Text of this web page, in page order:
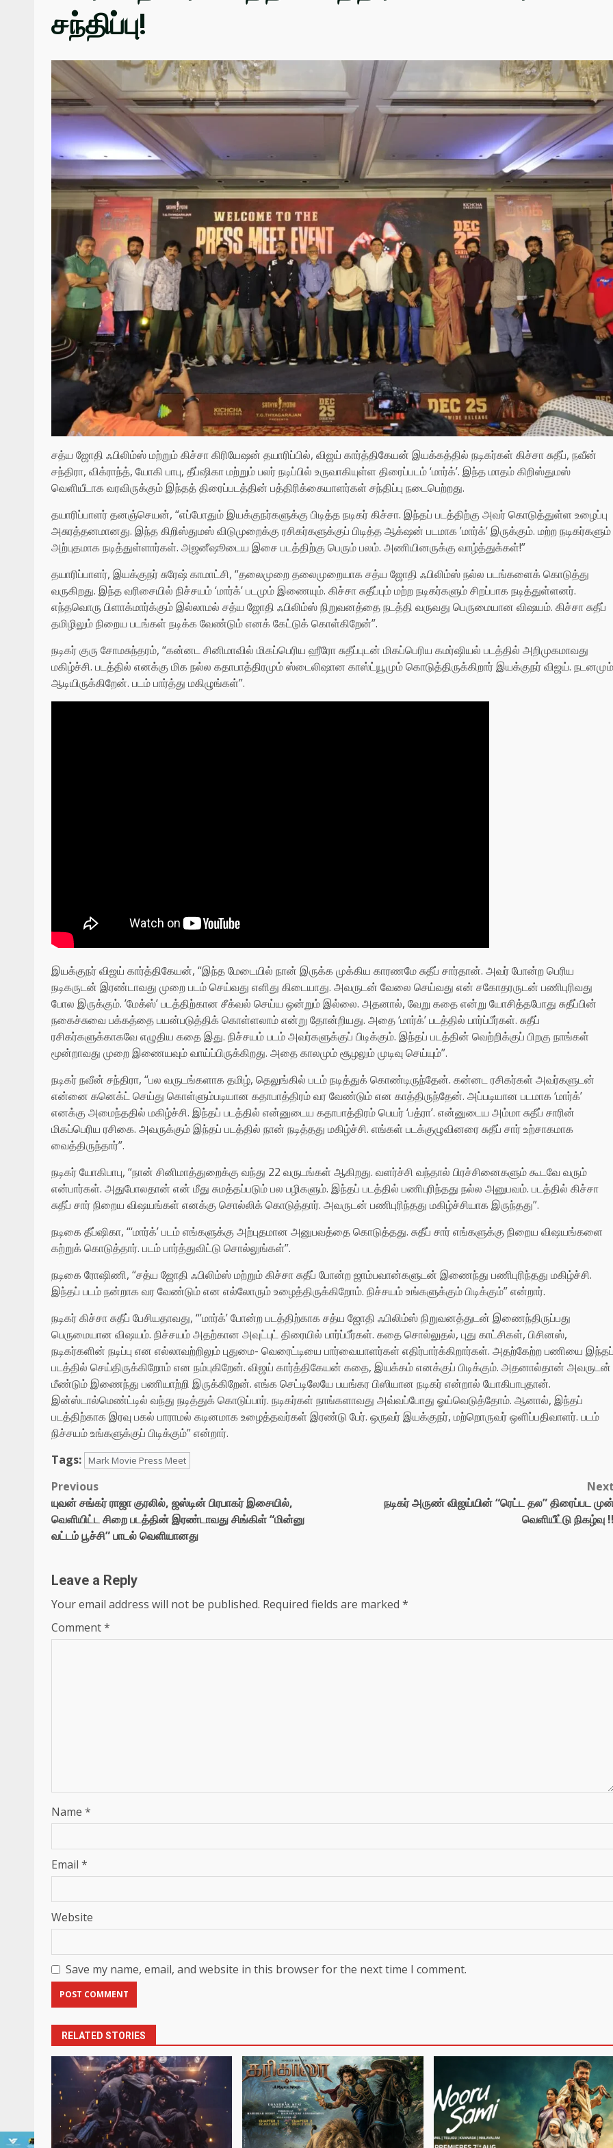
சந்திப்பு!
சத்ய ஜோதி ஃபிலிம்ஸ் மற்றும் கிச்சா கிரியேஷன் தயாரிப்பில், விஜய் கார்த்திகேயன் இயக்கத்தில் நடிகர்கள் கிச்சா சுதீப், நவீன்
சந்திரா, விக்ராந்த், யோகி பாபு, தீப்ஷிகா மற்றும் பலர் நடிப்பில் உருவாகியுள்ள திரைப்படம் ‘மார்க்’. இந்த மாதம் கிறிஸ்துமஸ்
வெளியீடாக வரவிருக்கும் இந்தத் திரைப்படத்தின் பத்திரிக்கையாளர்கள் சந்திப்பு நடைபெற்றது.
தயாரிப்பாளர் தனஞ்செயன், “எப்போதும் இயக்குநர்களுக்கு பிடித்த நடிகர் கிச்சா. இந்தப் படத்திற்கு அவர் கொடுத்துள்ள உழைப்பு
அசுரத்தனமானது. இந்த கிறிஸ்துமஸ் விடுமுறைக்கு ரசிகர்களுக்குப் பிடித்த ஆக்‌ஷன் படமாக ’மார்க்’ இருக்கும். மற்ற நடிகர்களும்
அற்புதமாக நடித்துள்ளார்கள். அஜனீஷூடைய இசை படத்திற்கு பெரும் பலம். அணியினருக்கு வாழ்த்துக்கள்!”
தயாரிப்பாளர், இயக்குநர் சுரேஷ் காமாட்சி, “தலைமுறை தலைமுறையாக சத்ய ஜோதி ஃபிலிம்ஸ் நல்ல படங்களைக் கொடுத்து
வருகிறது. இந்த வரிசையில் நிச்சயம் ‘மார்க்’ படமும் இணையும். கிச்சா சுதீப்பும் மற்ற நடிகர்களும் சிறப்பாக நடித்துள்ளனர்.
எந்தவொரு பிளாக்மார்க்கும் இல்லாமல் சத்ய ஜோதி ஃபிலிம்ஸ் நிறுவனத்தை நடத்தி வருவது பெருமையான விஷயம். கிச்சா சுதீப்
தமிழிலும் நிறைய படங்கள் நடிக்க வேண்டும் எனக் கேட்டுக் கொள்கிறேன்”.
நடிகர் குரு சோமசுந்தரம், “கன்னட சினிமாவில் மிகப்பெரிய ஹீரோ சுதீப்புடன் மிகப்பெரிய கமர்ஷியல் படத்தில் அறிமுகமாவது
மகிழ்ச்சி. படத்தில் எனக்கு மிக நல்ல கதாபாத்திரமும் ஸ்டைலிஷான காஸ்ட்யூமும் கொடுத்திருக்கிறார் இயக்குநர் விஜய். நடனமும்
ஆடியிருக்கிறேன். படம் பார்த்து மகிழுங்கள்”.
இயக்குநர் விஜய் கார்த்திகேயன், “இந்த மேடையில் நான் இருக்க முக்கிய காரணமே சுதீப் சார்தான். அவர் போன்ற பெரிய
நடிகருடன் இரண்டாவது முறை படம் செய்வது எளிது கிடையாது. அவருடன் வேலை செய்வது என் சகோதரருடன் பணிபுரிவது
போல இருக்கும். ’மேக்ஸ்’ படத்திற்கான சீக்வல் செய்ய ஒன்றும் இல்லை. அதனால், வேறு கதை என்று யோசித்தபோது சுதீப்பின்
நகைச்சுவை பக்கத்தை பயன்படுத்திக் கொள்ளலாம் என்று தோன்றியது. அதை ‘மார்க்’ படத்தில் பார்ப்பீர்கள். சுதீப்
ரசிகர்களுக்காகவே எழுதிய கதை இது. நிச்சயம் படம் அவர்களுக்குப் பிடிக்கும். இந்தப் படத்தின் வெற்றிக்குப் பிறகு நாங்கள்
மூன்றாவது முறை இணையவும் வாய்ப்பிருக்கிறது. அதை காலமும் சூழலும் முடிவு செய்யும்”.
நடிகர் நவீன் சந்திரா, “பல வருடங்களாக தமிழ், தெலுங்கில் படம் நடித்துக் கொண்டிருந்தேன். கன்னட ரசிகர்கள் அவர்களுடன்
என்னை கனெக்ட் செய்து கொள்ளும்படியான கதாபாத்திரம் வர வேண்டும் என காத்திருந்தேன். அப்படியான படமாக ‘மார்க்’
எனக்கு அமைந்ததில் மகிழ்ச்சி. இந்தப் படத்தில் என்னுடைய கதாபாத்திரம் பெயர் ‘பத்ரா’. என்னுடைய அம்மா சுதீப் சாரின்
மிகப்பெரிய ரசிகை. அவருக்கும் இந்தப் படத்தில் நான் நடித்தது மகிழ்ச்சி. எங்கள் படக்குழுவினரை சுதீப் சார் உற்சாகமாக
வைத்திருந்தார்”.
நடிகர் யோகிபாபு, “நான் சினிமாத்துறைக்கு வந்து 22 வருடங்கள் ஆகிறது. வளர்ச்சி வந்தால் பிரச்சினைகளும் கூடவே வரும்
என்பார்கள். அதுபோலதான் என் மீது சுமத்தப்படும் பல பழிகளும். இந்தப் படத்தில் பணிபுரிந்தது நல்ல அனுபவம். படத்தில் கிச்சா
சுதீப் சார் நிறைய விஷயங்கள் எனக்கு சொல்லிக் கொடுத்தார். அவருடன் பணிபுரிந்தது மகிழ்ச்சியாக இருந்தது”.
நடிகை தீப்ஷிகா, “‘மார்க்’ படம் எங்களுக்கு அற்புதமான அனுபவத்தை கொடுத்தது. சுதீப் சார் எங்களுக்கு நிறைய விஷயங்களை
கற்றுக் கொடுத்தார். படம் பார்த்துவிட்டு சொல்லுங்கள்”.
நடிகை ரோஷிணி, “சத்ய ஜோதி ஃபிலிம்ஸ் மற்றும் கிச்சா சுதீப் போன்ற ஜாம்பவான்களுடன் இணைந்து பணிபுரிந்தது மகிழ்ச்சி.
இந்தப் படம் நன்றாக வர வேண்டும் என எல்லோரும் உழைத்திருக்கிறோம். நிச்சயம் உங்களுக்கும் பிடிக்கும்” என்றார்.
நடிகர் கிச்சா சுதீப் பேசியதாவது, “’மார்க்’ போன்ற படத்திற்காக சத்ய ஜோதி ஃபிலிம்ஸ் நிறுவனத்துடன் இணைந்திருப்பது
பெருமையான விஷயம். நிச்சயம் அதற்கான அவுட்புட் திரையில் பார்ப்பீர்கள். கதை சொல்லுதல், புது காட்சிகள், பிசினஸ்,
நடிகர்களின் நடிப்பு என எல்லாவற்றிலும் புதுமை- வெரைட்டியை பார்வையாளர்கள் எதிர்பார்க்கிறார்கள். அதற்கேற்ற பணியை
படத்தில் செய்திருக்கிறோம் என நம்புகிறேன். விஜய் கார்த்திகேயன் கதை, இயக்கம் எனக்குப் பிடிக்கும். அதனால்தான் அவருடன்
மீண்டும் இணைந்து பணியாற்றி இருக்கிறேன். எங்க செட்டிலேயே பயங்கர பிஸியான நடிகர் என்றால் யோகிபாபுதான்.
இன்ஸ்டால்மெண்ட்டில் வந்து நடித்துக் கொடுப்பார். நடிகர்கள் நாங்களாவது அவ்வப்போது ஓய்வெடுத்தோம். ஆனால், இந்தப்
படத்திற்காக இரவு பகல் பாராமல் கடினமாக உழைத்தவர்கள் இரண்டு பேர். ஒருவர் இயக்குநர், மற்றொருவர் ஒளிப்பதிவாளர். படம்
நிச்சயம் உங்களுக்குப் பிடிக்கும்” என்றார்.
Tags:
Mark Movie Press Meet
Post
navigation
Previous
யுவன் சங்கர் ராஜா குரலில், ஜஸ்டின் பிரபாகர் இசையில்,
வெளியிட்ட சிறை படத்தின் இரண்டாவது சிங்கிள் “மின்னு
வட்டம் பூச்சி” பாடல் வெளியானது
நடிகர் அருண் விஜய்யின் “ரெட்ட தல” திரைப்பட
வெளியீட்டு நிகழ்வு
Leave a Reply
Your email address will not be published. Required fields are marked *
Comment*
Name *
Email *
Website
Save my name, email, and website in this browser for the next time I comment.
RELATED STORIES